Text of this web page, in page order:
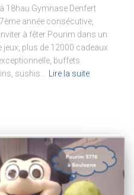
18hau Gymnase Denfert
année consécutive,
à fêter Pourim dans un
plus de 12000 cadeaux
buffets
sushis…
Lire la suite